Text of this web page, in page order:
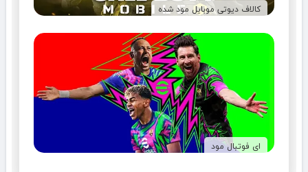
کالاف دیوتی موبایل مود شده
ای فوتبال مود